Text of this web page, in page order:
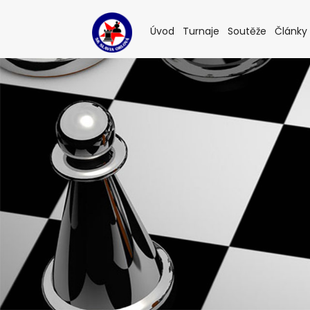
Úvod(current)
Turnaje(current)
Soutěže(current)
Články